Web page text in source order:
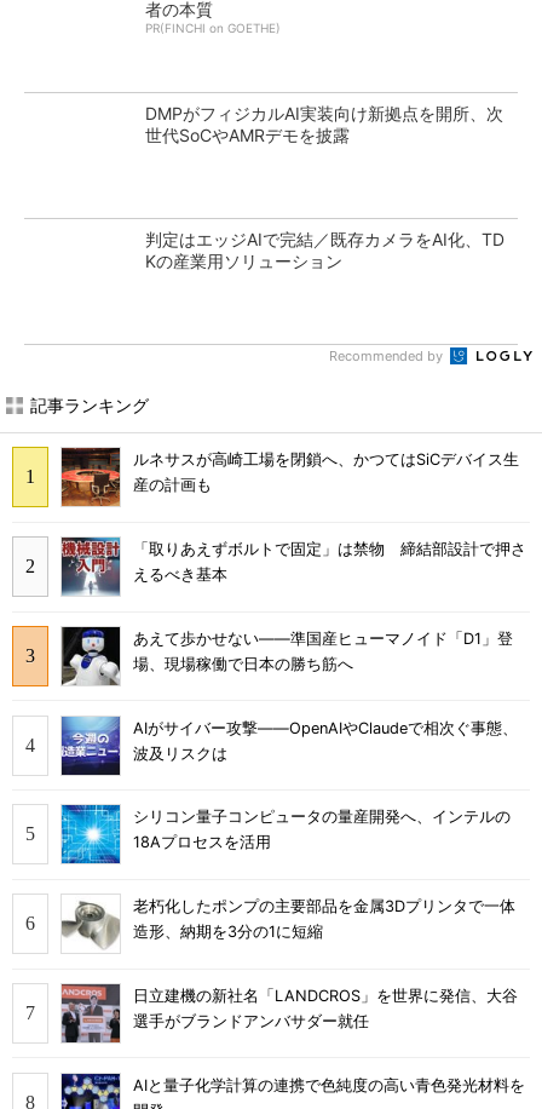
者の本質
PR(FINCHI on GOETHE)
DMPがフィジカルAI実装向け新拠点を開所、次
世代SoCやAMRデモを披露
判定はエッジAIで完結／既存カメラをAI化、TD
Kの産業用ソリューション
Recommended by
記事ランキング
ルネサスが高崎工場を閉鎖へ、かつてはSiCデバイス生
産の計画も
「取りあえずボルトで固定」は禁物 締結部設計で押さ
えるべき基本
あえて歩かせない――準国産ヒューマノイド「D1」登
場、現場稼働で日本の勝ち筋へ
AIがサイバー攻撃――OpenAIやClaudeで相次ぐ事態、
波及リスクは
シリコン量子コンピュータの量産開発へ、インテルの
18Aプロセスを活用
老朽化したポンプの主要部品を金属3Dプリンタで一体
造形、納期を3分の1に短縮
日立建機の新社名「LANDCROS」を世界に発信、大谷
選手がブランドアンバサダー就任
AIと量子化学計算の連携で色純度の高い青色発光材料を